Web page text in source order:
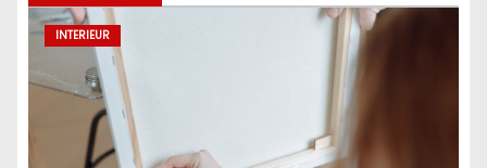
INTERIEUR